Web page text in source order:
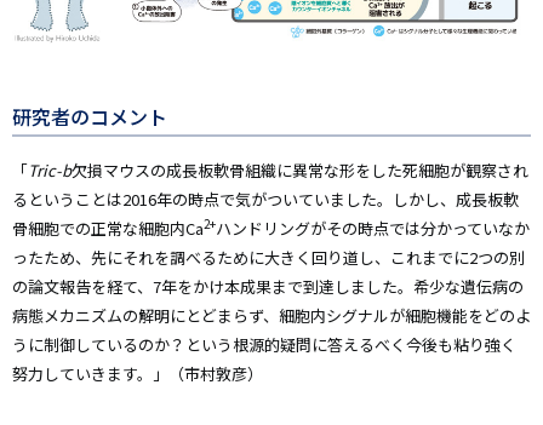
研究者のコメント
「Tric-b欠損マウスの成長板軟骨組織に異常な形をした死細胞が観察され
るということは2016年の時点で気がついていました。しかし、成長板軟
骨細胞での正常な細胞内Ca2+ハンドリングがその時点では分かっていなか
ったため、先にそれを調べるために大きく回り道し、これまでに2つの別
の論文報告を経て、7年をかけ本成果まで到達しました。希少な遺伝病の
病態メカニズムの解明にとどまらず、細胞内シグナルが細胞機能をどのよ
うに制御しているのか？という根源的疑問に答えるべく今後も粘り強く
努力していきます。」（市村敦彦）